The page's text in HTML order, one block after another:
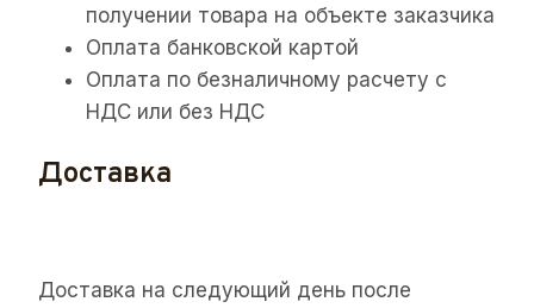
получении товара на объекте заказчика
Оплата банковской картой
Оплата по безналичному расчету с
НДС или без НДС
Доставка
Доставка на следующий день после